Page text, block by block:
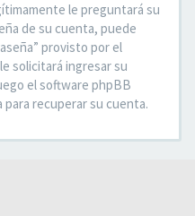
le preguntará su
de su cuenta, puede
provisto por el
solicitará ingresar su
el software phpBB
recuperar su cuenta.